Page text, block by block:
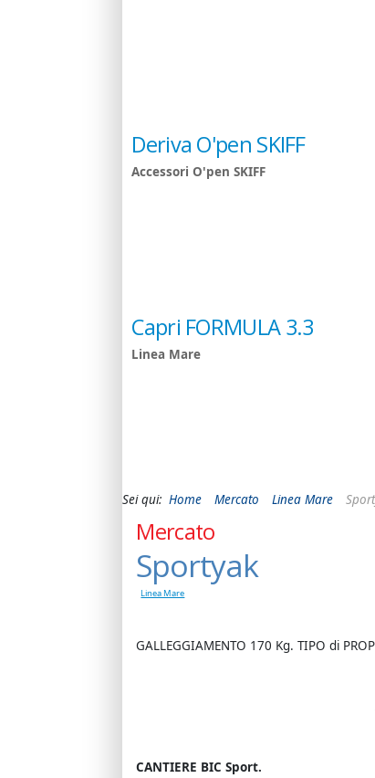
Deriva O'pen SKIFF
Accessori O'pen SKIFF
Capri FORMULA 3.3
Linea Mare
Sei qui:Home Mercato Linea Mare
Mercato
Sportyak
Linea Mare
GALLEGGIAMENTO 170 Kg. TIPO di
CANTIERE BIC Sport.